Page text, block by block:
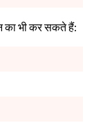
का भी कर सकते हैं: